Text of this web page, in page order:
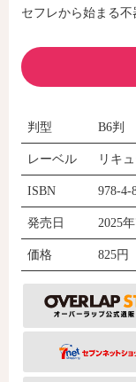
セフレから始まる
判型 B6判
レーベル リキ
ISBN 978-4-
発売日 2025
価格 825円